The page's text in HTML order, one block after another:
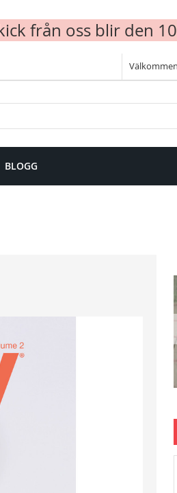
från oss blir den
BLOGG